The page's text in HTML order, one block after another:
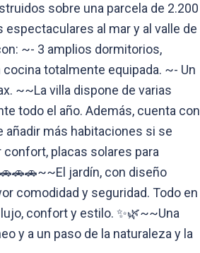
sobre una parcela de 2.200
al mar y al valle de
~- 3 amplios dormitorios,
totalmente equipada. ~- Un
~~La villa dispone de varias
todo el año. Además, cuenta con
añadir más habitaciones si se
placas solares para
jardín, con diseño
comodidad y seguridad. Todo en
confort y estilo. ✨🌿~~Una
y a un paso de la naturaleza y la